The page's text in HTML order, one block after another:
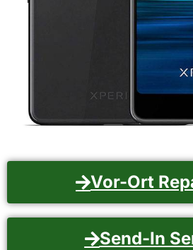
Vor-Ort
Send-In